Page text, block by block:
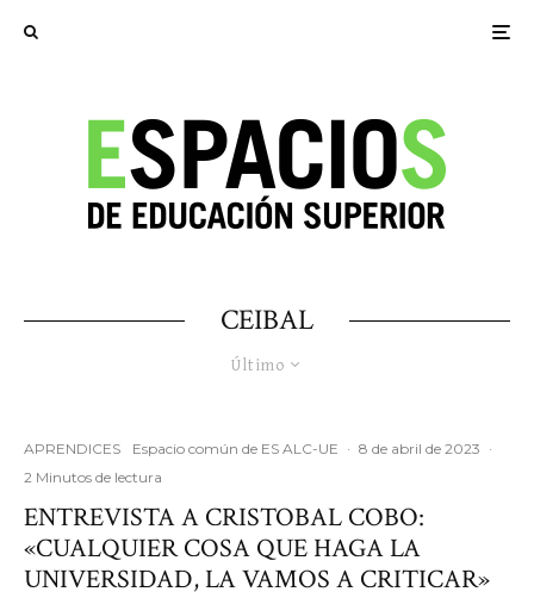
CEIBAL
Último
APRENDICES Espacio común de ES ALC-UE · 8 de abril de 2023 ·
2 Minutos de lectura
ENTREVISTA A CRISTOBAL COBO:
«CUALQUIER COSA QUE HAGA LA
UNIVERSIDAD, LA VAMOS A CRITICAR»